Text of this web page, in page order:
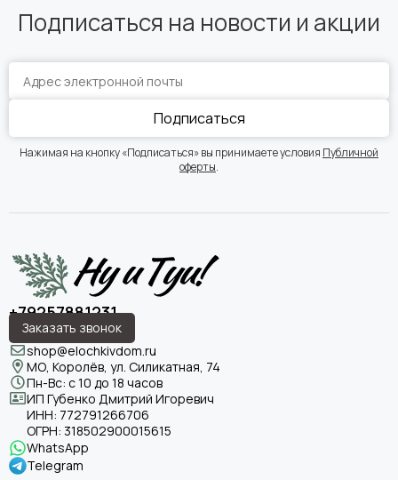
Подписаться на новости и акции
Подписаться
Нажимая на кнопку «Подписаться» вы принимаете условия Публичной
оферты.
+79257881231
Заказать звонок
shop@elochkivdom.ru
МО, Королёв, ул. Силикатная, 74
Пн-Вс: с 10 до 18 часов
ИП Губенко Дмитрий Игоревич
ИНН: 772791266706
ОГРН: 318502900015615
WhatsApp
Telegram